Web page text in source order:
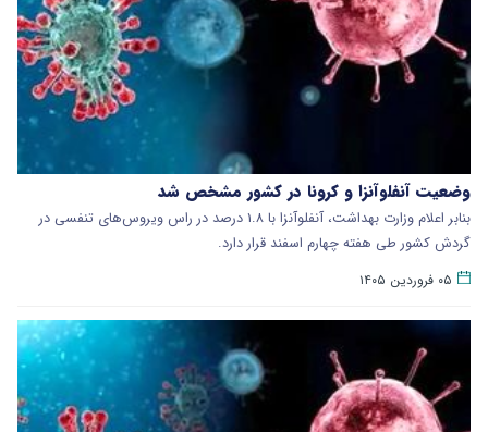
وضعیت آنفلوآنزا و کرونا در کشور مشخص شد
بنابر اعلام وزارت بهداشت، آنفلوآنزا با ۱.۸ درصد در راس ویروس‌های تنفسی در
گردش کشور طی هفته چهارم اسفند قرار دارد.
۰۵ فروردین ۱۴۰۵